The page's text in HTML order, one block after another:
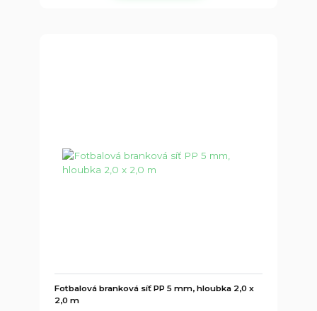
Fotbalová branková síť PP 5 mm, hloubka 2,0 x
2,0 m